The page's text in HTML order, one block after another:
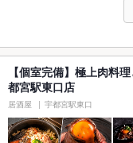
【個室完備】極上肉料
都宮駅東口店
居酒屋 宇都宮駅東口